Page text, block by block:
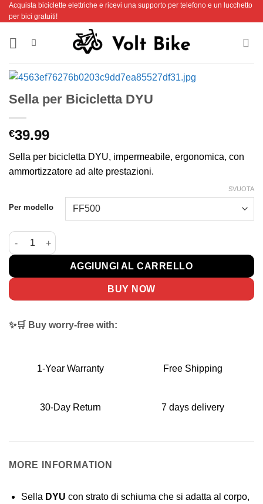
Salta
ai
contenuti
Acquista biciclette elettriche e ricevi una supporto per telefono e un lucchetto
per bici gratuiti!
Sella per Bicicletta DYU
€39.99
Sella per bicicletta DYU, impermeabile, ergonomica, con
ammortizzatore ad alte prestazioni.
Per modello
SVUOTA
Sella per Bicicletta DYU quantità
AGGIUNGI AL CARRELLO
BUY NOW
✨🛒 Buy worry-free with:
1-Year Warranty Free Shipping
30-Day Return 7 days delivery
MORE INFORMATION
Sella DYU con strato di schiuma che si adatta al corpo,